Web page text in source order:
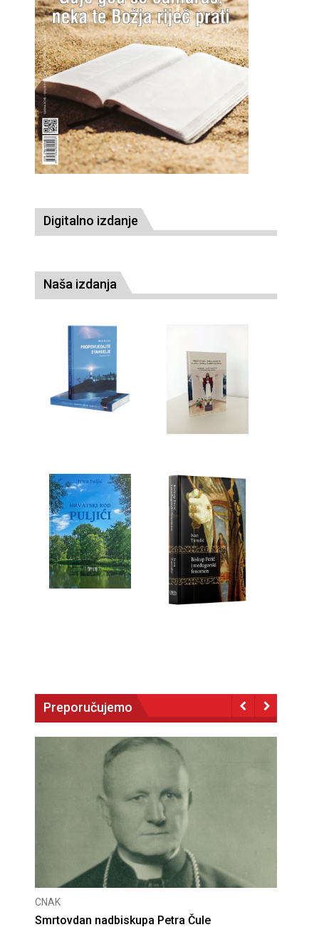
Digitalno izdanje
Naša izdanja
Preporučujemo
CNAK
Deseta obljetnica poništenja komunističke